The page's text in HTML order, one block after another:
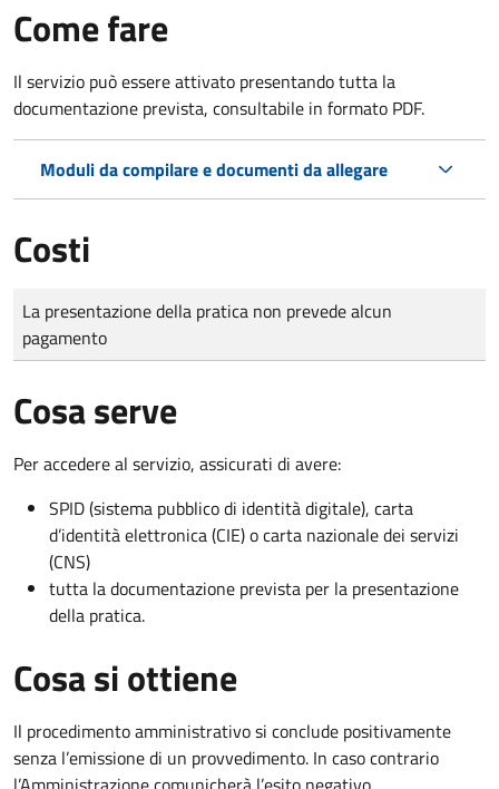
Come fare
Il servizio può essere attivato presentando tutta la
documentazione prevista, consultabile in formato PDF.
Moduli da compilare e documenti da allegare
Costi
Tipo di pagamento
Importo
La presentazione della pratica non prevede alcun
pagamento
Cosa serve
Per accedere al servizio, assicurati di avere:
SPID (sistema pubblico di identità digitale), carta
d’identità elettronica (CIE) o carta nazionale dei servizi
(CNS)
tutta la documentazione prevista per la presentazione
della pratica.
Cosa si ottiene
Il procedimento amministrativo si conclude positivamente
senza l’emissione di un provvedimento. In caso contrario